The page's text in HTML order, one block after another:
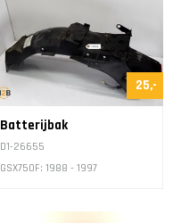
25,-
Batterijbak
D1-26655
GSX750F: 1988 - 1997